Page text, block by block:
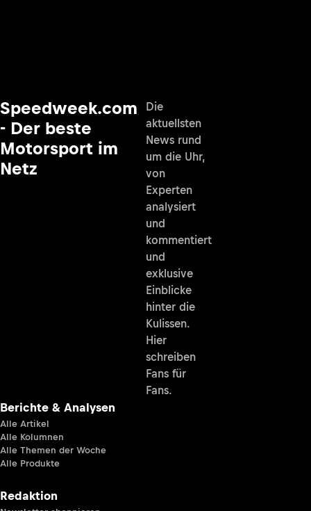
Speedweek.com
- Der beste
Motorsport im
Netz
Die
aktuellsten
News rund
um die Uhr,
von
Experten
analysiert
und
kommentiert
und
exklusive
Einblicke
hinter die
Kulissen.
Hier
schreiben
Fans für
Fans.
Berichte & Analysen
Alle Artikel
Alle Kolumnen
Alle Themen der Woche
Alle Produkte
Redaktion